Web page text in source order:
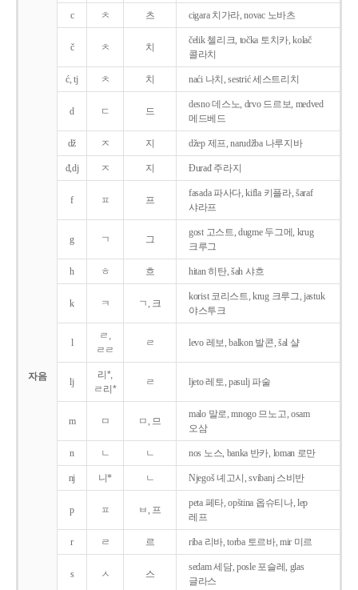
자음
c ㅊ 츠 cigara 치가라, novac 노바츠
č ㅊ 치
čelik 첼리크, točka 토치카, kolač
콜라치
ć, tj ㅊ 치 naći 나치, sestrić 세스트리치
d ㄷ 드
desno 데스노, drvo 드르보, medved
메드베드
dž ㅈ 지 džep 제프, narudžba 나루지바
đ,dj ㅈ 지 Ðurađ 주라지
f ㅍ 프
fasada 파사다, kifla 키플라, šaraf
샤라프
g ㄱ 그
gost 고스트, dugme 두그메, krug
크루그
h ㅎ 흐 hitan 히탄, šah 샤흐
k ㅋ ㄱ, 크
korist 코리스트, krug 크루그, jastuk
야스투크
l
ㄹ,
ㄹㄹ
ㄹ levo 레보, balkon 발콘, šal 샬
lj
리*,
ㄹ리*
ㄹ ljeto 레토, pasulj 파술
m ㅁ ㅁ, 므
malo 말로, mnogo 므노고, osam
오삼
n ㄴ ㄴ nos 노스, banka 반카, loman 로만
nj 니* ㄴ Njegoš 녜고시, svibanj 스비반
p ㅍ ㅂ, 프
peta 페타, opština 옵슈티나, lep
레프
r ㄹ 르 riba 리바, torba 토르바, mir 미르
s ㅅ 스
sedam 세담, posle 포슬레, glas
글라스